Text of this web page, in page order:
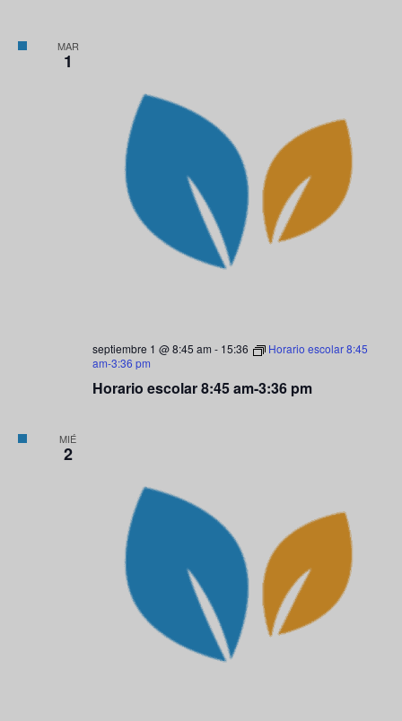
MAR
1
Horario escolar 8:45 am-3:36 pm
septiembre 1 @ 8:45 am - 15:36
Horario escolar 8:45
am-3:36 pm
MIÉ
2